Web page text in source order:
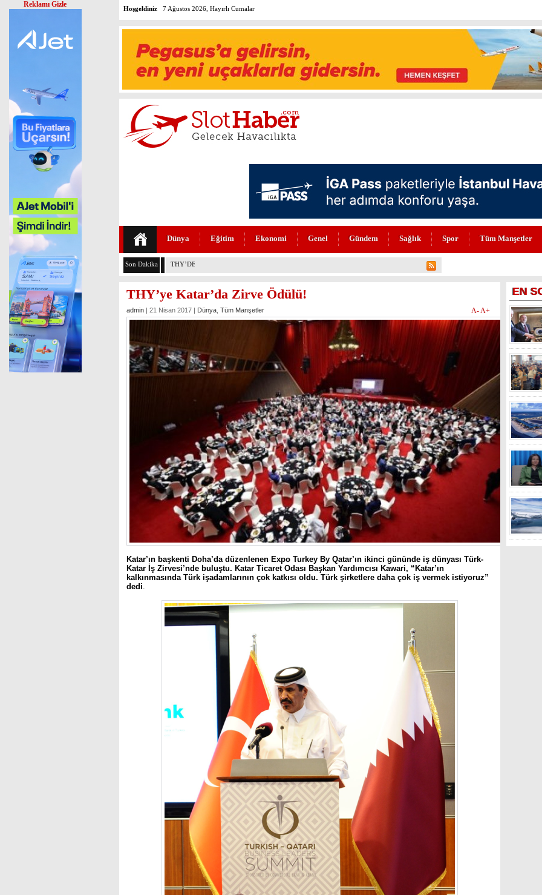
Hoşgeldiniz 7 Ağustos 2026, Hayırlı Cumalar
Dünya Eğitim Ekonomi Genel Gündem Sağlık Spor Tüm Manşetler
Son Dakika THY’DE TÜM ZAMANLARIN REKORU
THY’ye Katar’da Zirve Ödülü!
admin | 21 Nisan 2017 | Dünya Tüm Manşetler A-A+
Katar’ın başkenti Doha’da düzenlenen Expo Turkey By Qatar’ın ikinci gününde iş dünyası Türk-
Katar İş Zirvesi’nde buluştu. Katar Ticaret Odası Başkan Yardımcısı Kawari, “Katar’ın
kalkınmasında Türk işadamlarının çok katkısı oldu. Türk şirketlere daha çok iş vermek istiyoruz”
dedi.
EN
Reklamı Gizle